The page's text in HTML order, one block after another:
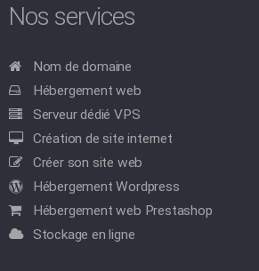
Nos services
Nom de domaine
Hébergement web
Serveur dédié VPS
Création de site internet
Créer son site web
Hébergement Wordpress
Hébergement web Prestashop
Stockage en ligne